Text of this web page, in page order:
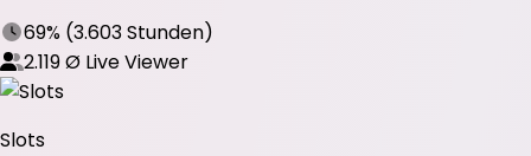
69% (3.603 Stunden)
2.119Ø Live Viewer
Slots